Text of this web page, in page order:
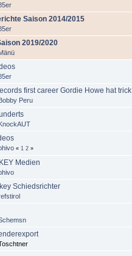
Saison 2014/2015
2019/2020
first career Gordie Howe hat trick
Peru
« 1 2 »
Medien
Schiedsrichter